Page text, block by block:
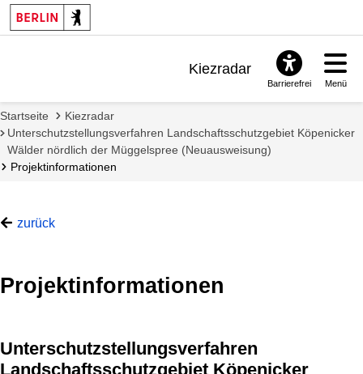
Kiezradar
Barrierefrei Menü
Startseite
Kiezradar
Unterschutzstellungsverfahren Landschaftsschutzgebiet Köpenicker
Wälder nördlich der Müggelspree (Neuausweisung)
Projektinformationen
zurück
Projektinformationen
Unterschutzstellungsverfahren
Landschaftsschutzgebiet Köpenicker